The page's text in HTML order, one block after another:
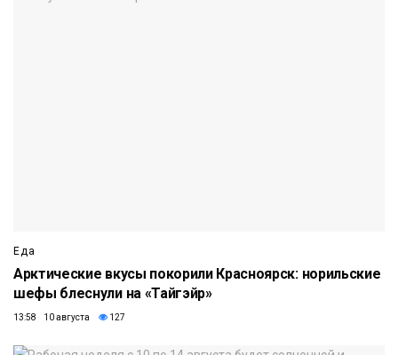
Еда
Арктические вкусы покорили Красноярск: норильские
шефы блеснули на «Тайгэйр»
13:58 10 августа 127